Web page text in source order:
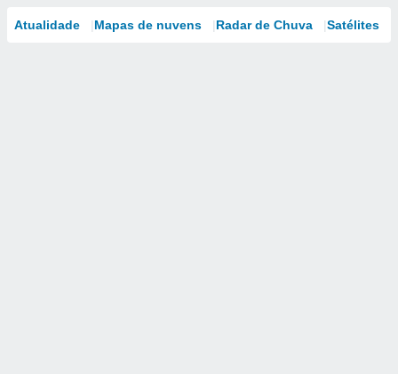
Atualidade Mapas de nuvens Radar de Chuva Satélites